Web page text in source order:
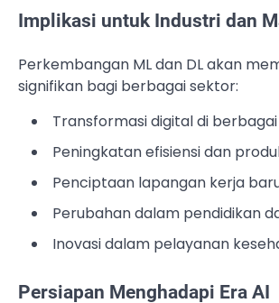
Implikasi untuk Industri dan
Perkembangan ML dan DL akan
signifikan bagi berbagai sektor:
Transformasi digital di
Peningkatan efisiensi dan
Penciptaan lapangan kerja
Perubahan dalam pendidikan
Inovasi dalam pelayanan
Persiapan Menghadapi Era AI